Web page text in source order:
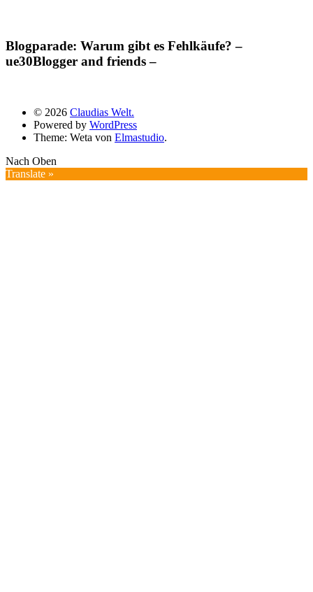
Blogparade: Warum gibt es Fehlkäufe? –
ue30Blogger and friends –
© 2026 Claudias Welt.
Powered by WordPress
Theme: Weta von Elmastudio.
Nach Oben
Translate »